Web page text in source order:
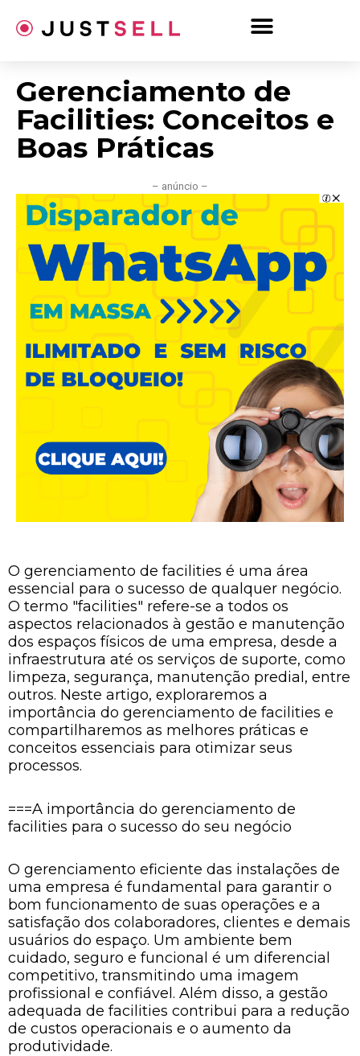
para
Gerenciamento de
Facilities: Conceitos e
Boas Práticas
– anúncio –
O gerenciamento de facilities é uma área
essencial para o sucesso de qualquer negócio.
O termo "facilities" refere-se a todos os
aspectos relacionados à gestão e manutenção
dos espaços físicos de uma empresa, desde a
infraestrutura até os serviços de suporte, como
limpeza, segurança, manutenção predial, entre
outros. Neste artigo, exploraremos a
importância do gerenciamento de facilities e
compartilharemos as melhores práticas e
conceitos essenciais para otimizar seus
processos.
===A importância do gerenciamento de
facilities para o sucesso do seu negócio
O gerenciamento eficiente das instalações de
uma empresa é fundamental para garantir o
bom funcionamento de suas operações e a
satisfação dos colaboradores, clientes e demais
usuários do espaço. Um ambiente bem
cuidado, seguro e funcional é um diferencial
competitivo, transmitindo uma imagem
profissional e confiável. Além disso, a gestão
adequada de facilities contribui para a redução
de custos operacionais e o aumento da
produtividade.